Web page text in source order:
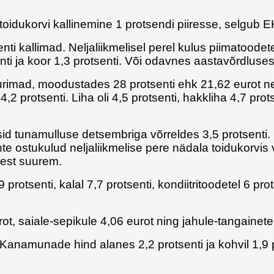
kallinemine 1 protsendi piiresse, selgub
kallimad. Neljaliikmelisel perel kulus
ja koor 1,3 protsenti. Või odavnes
moodustades 28 protsenti ehk 21,62 eurot
protsenti. Liha oli 4,5 protsenti, hakkliha 4,7
tunamulluse detsembriga võrreldes 3,5
ostukulud neljaliikmelise pere nädala
suurem.
kalal 7,7 protsenti, kondiitritoodetel 6
saiale-sepikule 4,06 eurot ning jahule-
hind alanes 2,2 protsenti ja kohvil 1,9